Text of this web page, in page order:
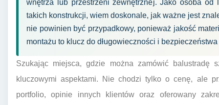
wnętrza lub przestrzeni zewnętrznej. Jako osoba
takich konstrukcji, wiem doskonale, jak ważne jest
nie powinien być przypadkowy, ponieważ jakość
montażu to klucz do długowieczności i
Szukając miejsca, gdzie można zamówić balustradę
kluczowymi aspektami. Nie chodzi tylko o cenę, ale
portfolio, opinie innych klientów oraz oferowany